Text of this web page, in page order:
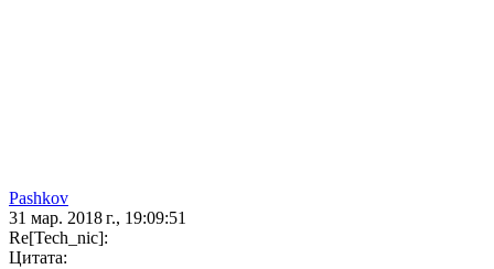
Pashkov
31 мар. 2018 г., 19:09:51
Re[Tech_nic]:
Цитата: